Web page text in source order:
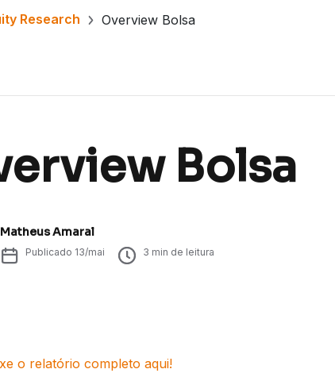
Research Overview Bolsa
Bolsa
Matheus Amaral
Publicado 13/mai 3 min de leitura
o relatório completo aqui!